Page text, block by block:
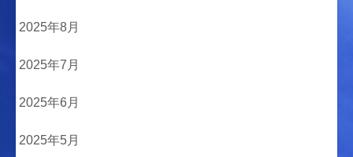
2025年8月
2025年7月
2025年6月
2025年5月